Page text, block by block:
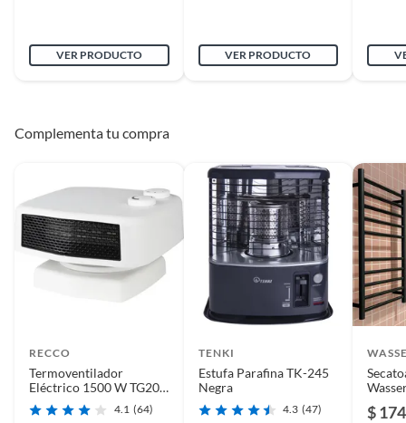
VER PRODUCTO VER PRODUCTO
Complementa tu compra
RECCO
Termoventilador
Eléctrico 1500 W TG200
-IP3H Blanco
4.1 (64)
TENKI
Estufa Parafina TK-245
Negra
4.3 (47) $